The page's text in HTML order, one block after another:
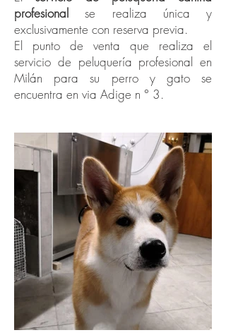
profesional se realiza única y
exclusivamente con reserva previa.
El punto de venta que realiza el
servicio de peluquería profesional en
Milán para su perro y gato se
encuentra en via Adige n ° 3.